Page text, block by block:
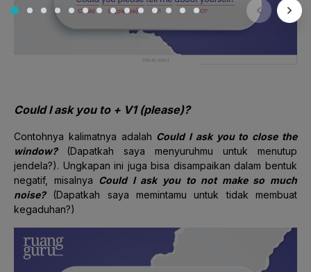
Could I ask you to + V1 (please)?
Contohnya kalimatnya adalah Could I ask you to close the
window?
(Dapatkah saya menyuruhmu untuk menutup
jendela?). Ungkapan ini juga bisa disampaikan dalam bentuk
negatif, misalnya Could I ask you to not make so much
noise?(Dapatkah saya memintamu untuk tidak membuat
kegaduhan?)